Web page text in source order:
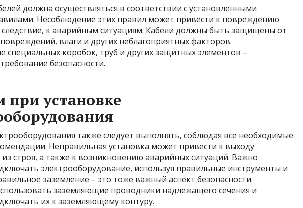
должна осуществляться в соответствии с установленными
Несоблюдение этих правил может привести к повреждению
следствие, к аварийным ситуациям. Кабели должны быть защищены от
влаги и других неблагоприятных факторов.
специальных коробок, труб и других защитных элементов –
безопасности.
установке
также следует выполнять, соблюдая все необходимые
Неправильная установка может привести к выходу
строя, а также к возникновению аварийных ситуаций. Важно
электрооборудование, используя правильные инструменты и
заземление – это тоже важный аспект безопасности.
заземляющие проводники надлежащего сечения и
их к заземляющему контуру.